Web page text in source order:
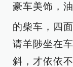
豪车美饰，
的柴车，四
请羊陟坐在
斜，才依依